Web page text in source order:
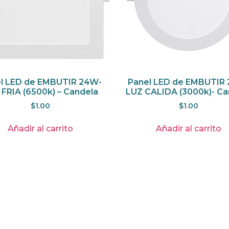
LED de EMBUTIR 24W-
(6500k) – Candela
$1.00
Añadir al carrito
Panel LED de EMBUTIR
LUZ CALIDA (3000k)-
$1.00
Añadir al carrito